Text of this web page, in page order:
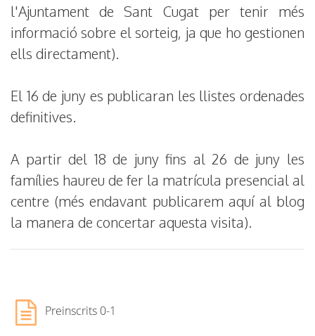
l'Ajuntament de Sant Cugat per tenir més
informació sobre el sorteig, ja que ho gestionen
ells directament).
El 16 de juny es publicaran les llistes ordenades
definitives.
A partir del 18 de juny fins al 26 de juny les
famílies haureu de fer la matrícula presencial al
centre (més endavant publicarem aquí al blog
la manera de concertar aquesta visita).
Preinscrits 0-1